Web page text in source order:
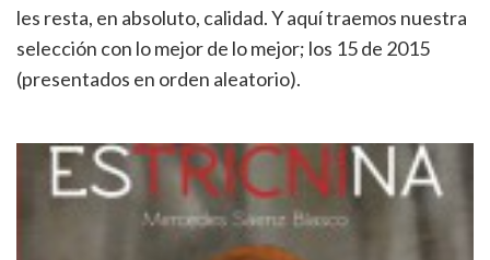
les resta, en absoluto, calidad. Y aquí traemos nuestra
selección con lo mejor de lo mejor; los 15 de 2015
(presentados en orden aleatorio).